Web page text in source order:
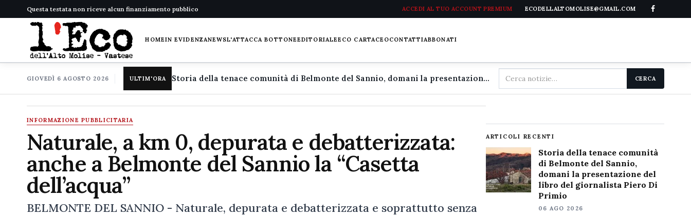
Questa testata non riceve alcun finanziamento pubblico ACCEDI AL TUO ACCOUNT PREMIUM ECODELLALTOMOLISE@GMAIL.COM
HOMEIN EVIDENZANEWSL'ATTACCA BOTTONEEDITORIALEECO CARTACEOCONTATTIABBONATI
GIOVEDÌ 6 AGOSTO 2026 ULTIM'ORA Storia della tenace comunità di Belmonte del Sannio, domani la presentazione del libro del giornalista Piero Di Primio
Cerca
nel
CERCA
INFORMAZIONE PUBBLICITARIA
Naturale, a km 0, depurata e debatterizzata:
anche a Belmonte del Sannio la “Casetta
dell’acqua”
BELMONTE DEL SANNIO - Naturale, depurata e debatterizzata e soprattutto senza
ARTICOLI RECENTI
Storia della tenace comunità
di Belmonte del Sannio,
domani la presentazione del
libro del giornalista Piero Di
Primio
06 AGO 2026